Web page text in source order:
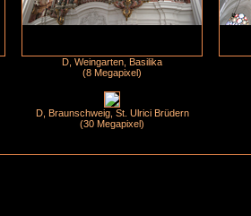
D, Weingarten, Basilika
(8 Megapixel)
D, Braunschweig, St. Ulrici Brüdern
(30 Megapixel)